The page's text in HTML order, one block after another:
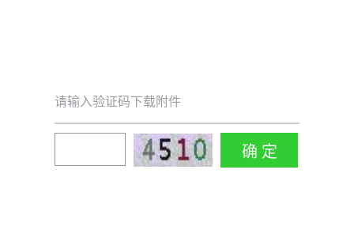
请输入验证码下载附件